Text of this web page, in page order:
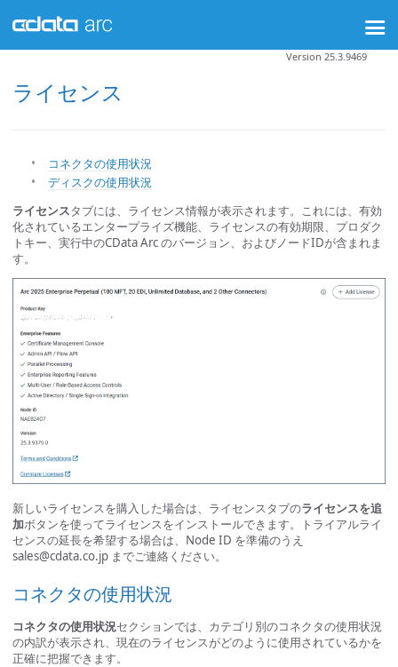
ライセンス
Version 25.3.9469
コネクタの使用状況
ディスクの使用状況
ライセンスタブには、ライセンス情報が表示されます。これには、有効
化されているエンタープライズ機能、ライセンスの有効期限、プロダク
トキー、実行中のCData Arc のバージョン、およびノードIDが含まれま
す。
新しいライセンスを購入した場合は、ライセンスタブのライセンスを追
加ボタンを使ってライセンスをインストールできます。トライアルライ
センスの延長を希望する場合は、Node ID を準備のうえ
sales@cdata.co.jp までご連絡ください。
コネクタの使用状況
コネクタの使用状況セクションでは、カテゴリ別のコネクタの使用状況
の内訳が表示され、現在のライセンスがどのように使用されているかを
正確に把握できます。